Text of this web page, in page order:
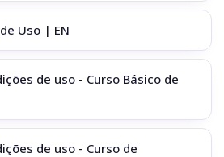
Uso | EN
de uso - Curso Básico de
de uso - Curso de